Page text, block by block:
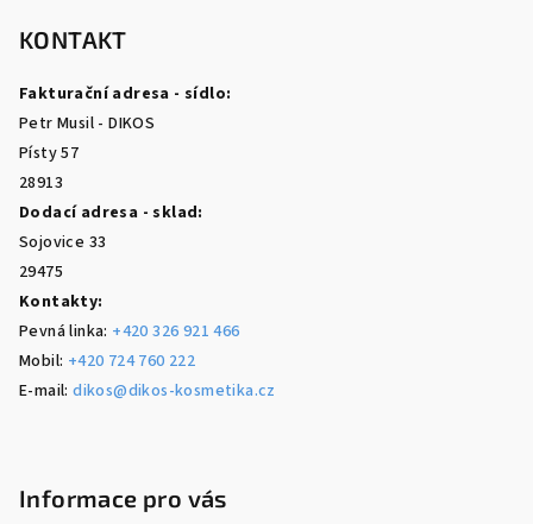
KONTAKT
Fakturační adresa - sídlo:
Petr Musil - DIKOS
Písty 57
28913
Dodací adresa - sklad:
Sojovice 33
29475
Kontakty:
Pevná linka: +420 326 921 466
Mobil: +420 724 760 222
E-mail:dikos@dikos-kosmetika.cz
Informace pro vás